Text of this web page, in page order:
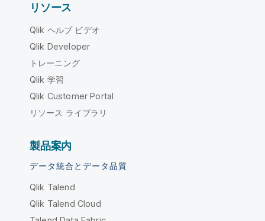
リソース
Qlik ヘルプ ビデオ
Qlik Developer
トレーニング
Qlik 学習
Qlik Customer Portal
リソース ライブラリ
製品案内
データ統合とデータ品質
Qlik Talend
Qlik Talend Cloud